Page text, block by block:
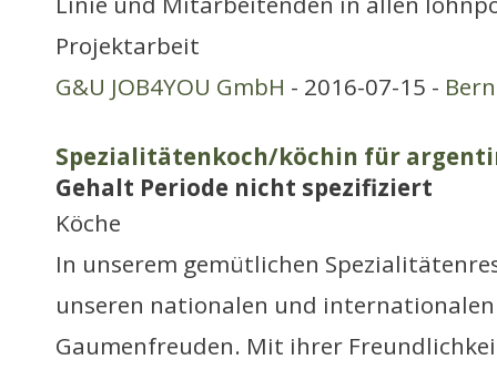
Projektarbeit
G&U JOB4YOU GmbH - 2016-07-15 - Bern
Spezialitätenkoch/köchin für
Gehalt Periode nicht spezifiziert
Köche
In unserem gemütlichen
unseren nationalen und
Gaumenfreuden. Mit ihrer